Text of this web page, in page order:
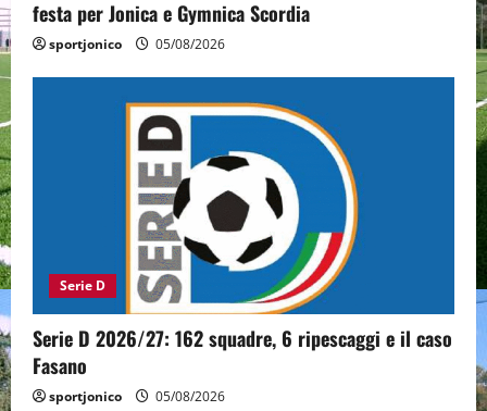
festa per Jonica e Gymnica Scordia
sportjonico 05/08/2026
Serie D
Serie D 2026/27: 162 squadre, 6 ripescaggi e il caso
Fasano
sportjonico 05/08/2026